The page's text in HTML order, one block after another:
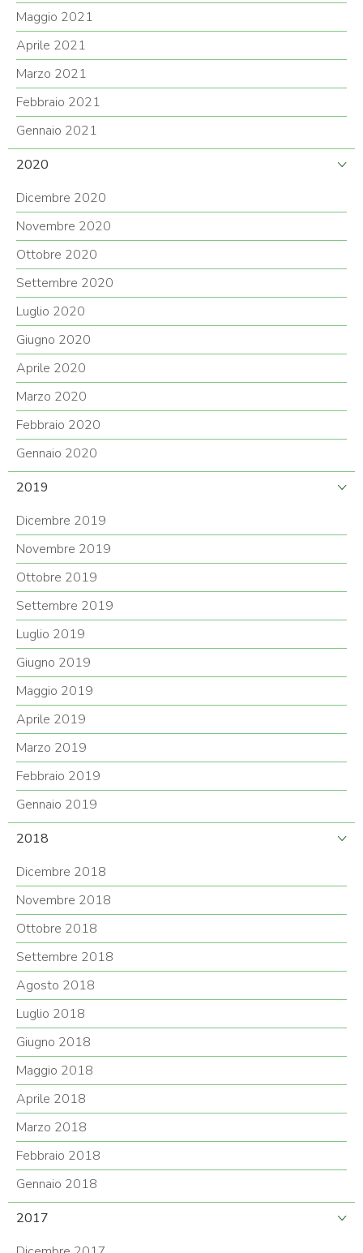
Maggio 2021
Aprile 2021
Marzo 2021
Febbraio 2021
Gennaio 2021
2020
Dicembre 2020
Novembre 2020
Ottobre 2020
Settembre 2020
Luglio 2020
Giugno 2020
Aprile 2020
Marzo 2020
Febbraio 2020
Gennaio 2020
2019
Dicembre 2019
Novembre 2019
Ottobre 2019
Settembre 2019
Luglio 2019
Giugno 2019
Maggio 2019
Aprile 2019
Marzo 2019
Febbraio 2019
Gennaio 2019
2018
Dicembre 2018
Novembre 2018
Ottobre 2018
Settembre 2018
Agosto 2018
Luglio 2018
Giugno 2018
Maggio 2018
Aprile 2018
Marzo 2018
Febbraio 2018
Gennaio 2018
2017